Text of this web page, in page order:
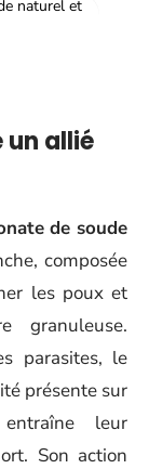
naturel et
un allié
de soude
composée
les poux et
parasites, le
présente sur
leur
Son action